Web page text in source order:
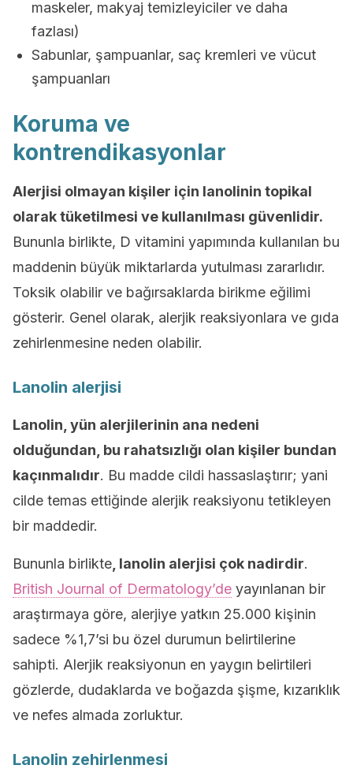
maskeler, makyaj temizleyiciler ve daha
fazlası)
Sabunlar, şampuanlar, saç kremleri ve vücut
şampuanları
Koruma ve
kontrendikasyonlar
Alerjisi olmayan kişiler için lanolinin topikal
olarak tüketilmesi ve kullanılması güvenlidir.
Bununla birlikte, D vitamini yapımında kullanılan bu
maddenin büyük miktarlarda yutulması zararlıdır.
Toksik olabilir ve bağırsaklarda birikme eğilimi
gösterir. Genel olarak, alerjik reaksiyonlara ve gıda
zehirlenmesine neden olabilir.
Lanolin alerjisi
Lanolin, yün alerjilerinin ana nedeni
olduğundan, bu rahatsızlığı olan kişiler bundan
kaçınmalıdır. Bu madde cildi hassaslaştırır; yani
cilde temas ettiğinde alerjik reaksiyonu tetikleyen
bir maddedir.
Bununla birlikte , lanolin alerjisi çok nadirdir.
British Journal of Dermatology’de yayınlanan bir
araştırmaya göre, alerjiye yatkın 25.000 kişinin
sadece %1,7’si bu özel durumun belirtilerine
sahipti. Alerjik reaksiyonun en yaygın belirtileri
gözlerde, dudaklarda ve boğazda şişme, kızarıklık
ve nefes almada zorluktur.
Lanolin zehirlenmesi